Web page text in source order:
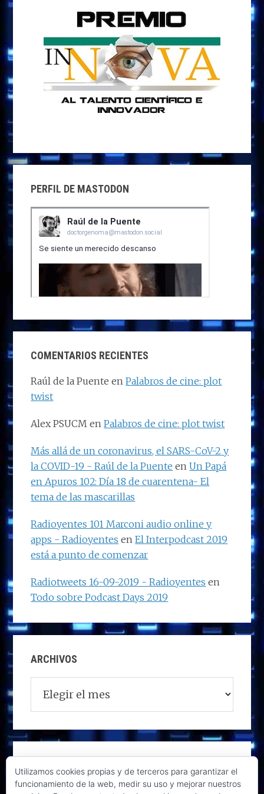
PERFIL DE MASTODON
COMENTARIOS RECIENTES
Raúl de la Puente enPalabros de cine: plot
twist
Alex PSUCM enPalabros de cine: plot twist
Más allá de un coronavirus, el SARS-CoV-2 y
la COVID-19 - Raúl de la Puente enUn Papá
en Apuros 102: Día 18 de cuarentena- El
tema de las mascarillas
Radioyentes 101 Marconi audio online y
apps - Radioyentes enEl Interpodcast 2019
está a punto de comenzar
Radiotweets 16-09-2019 - Radioyentes en
Todo sobre Podcast Days 2019
ARCHIVOS
Utilizamos cookies propias y de terceros para garantizar el
funcionamiento de la web, medir su uso y mejorar nuestros